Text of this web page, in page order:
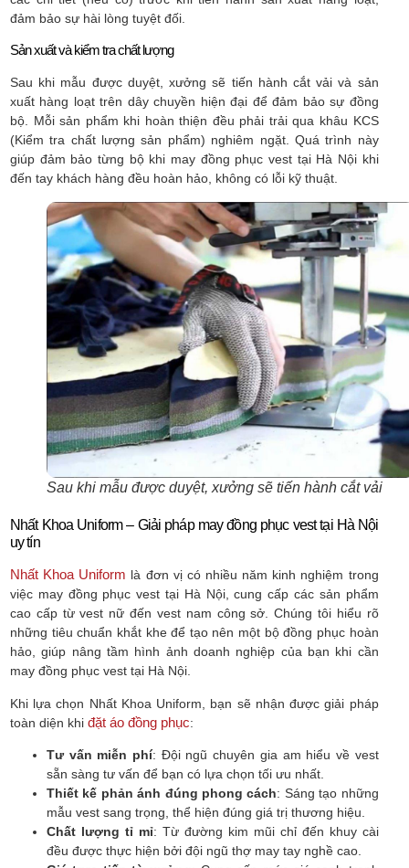
đảm bảo sự hài lòng tuyệt đối.
Sản xuất và kiểm tra chất lượng
Sau khi mẫu được duyệt, xưởng sẽ tiến hành cắt vải và sản
xuất hàng loạt trên dây chuyền hiện đại để đảm bảo sự đồng
bộ. Mỗi sản phẩm khi hoàn thiện đều phải trải qua khâu KCS
(Kiểm tra chất lượng sản phẩm) nghiêm ngặt. Quá trình này
giúp đảm bảo từng bộ khi may đồng phục vest tại Hà Nội khi
đến tay khách hàng đều hoàn hảo, không có lỗi kỹ thuật.
Sau khi mẫu được duyệt, xưởng sẽ tiến hành cắt vải
Nhất Khoa Uniform – Giải pháp may đồng phục vest tại Hà Nội
uy tín
Nhất Khoa Uniform là đơn vị có nhiều năm kinh nghiệm trong
việc may đồng phục vest tại Hà Nội, cung cấp các sản phẩm
cao cấp từ vest nữ đến vest nam công sở. Chúng tôi hiểu rõ
những tiêu chuẩn khắt khe để tạo nên một bộ đồng phục hoàn
hảo, giúp nâng tầm hình ảnh doanh nghiệp của bạn khi cần
may đồng phục vest tại Hà Nội.
Khi lựa chọn Nhất Khoa Uniform, bạn sẽ nhận được giải pháp
toàn diện khi đặt áo đồng phục:
Tư vấn miễn phí: Đội ngũ chuyên gia am hiểu về vest
sẵn sàng tư vấn để bạn có lựa chọn tối ưu nhất.
Thiết kế phản ánh đúng phong cách: Sáng tạo những
mẫu vest sang trọng, thể hiện đúng giá trị thương hiệu.
Chất lượng tỉ mỉ: Từ đường kim mũi chỉ đến khuy cài
đều được thực hiện bởi đội ngũ thợ may tay nghề cao.